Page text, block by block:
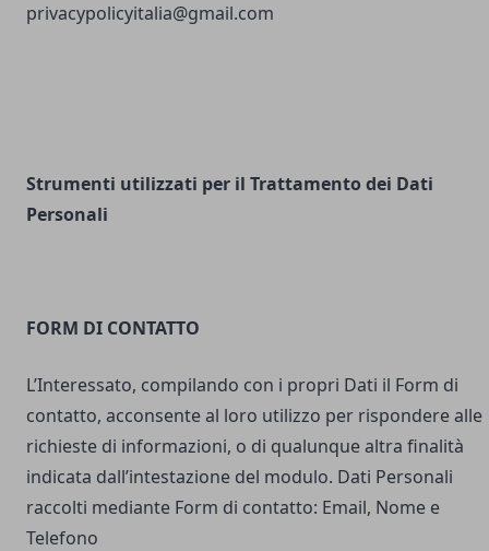
privacypolicyitalia@gmail.com
Strumenti utilizzati per il Trattamento dei Dati
Personali
FORM DI CONTATTO
L’Interessato, compilando con i propri Dati il Form di
contatto, acconsente al loro utilizzo per rispondere alle
richieste di informazioni, o di qualunque altra finalità
indicata dall’intestazione del modulo. Dati Personali
raccolti mediante Form di contatto: Email, Nome e
Telefono